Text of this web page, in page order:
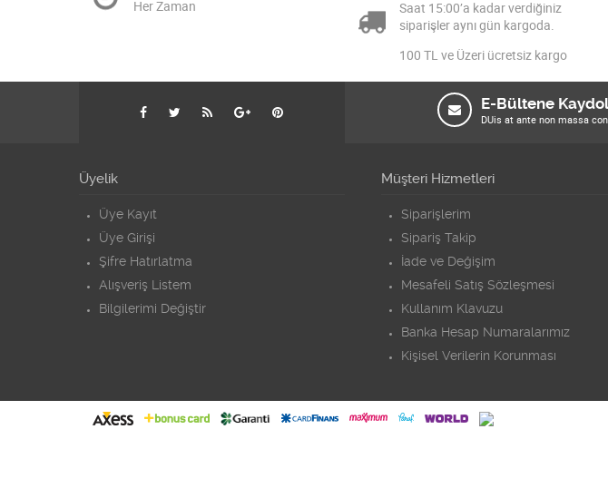
Her Zaman
Saat 15:00’a kadar verdiğiniz
siparişler aynı gün kargoda.
100 TL ve Üzeri ücretsiz kargo
E-Bültene
DUis at ante non massa
Üyelik
Üye Kayıt
Üye Girişi
Şifre Hatırlatma
Alışveriş Listem
Bilgilerimi Değiştir
Müşteri Hizmetleri
Siparişlerim
Sipariş Takip
İade ve Değişim
Mesafeli Satış Sözleşmesi
Kullanım Klavuzu
Banka Hesap Numaralarımız
Kişisel Verilerin Korunması